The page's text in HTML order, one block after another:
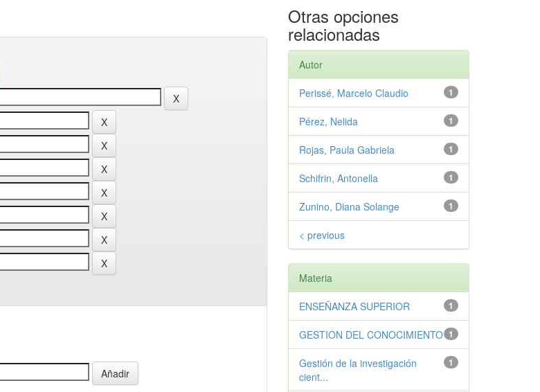
Otras opciones
relacionadas
Autor
1
Perissé, Marcelo Claudio
1
Pérez, Nelida
1
Rojas, Paula Gabriela
1
Schifrin, Antonella
1
Zunino, Diana Solange
< previous
Materia
1
ENSEÑANZA SUPERIOR
1
GESTION DEL CONOCIMIENTO
1
Gestión de la investigación
cient...